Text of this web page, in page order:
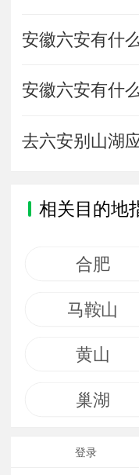
安徽六安有什
安徽六安有什
去六安别山湖
相关目的地
合肥
马鞍山
黄山
巢湖
登录